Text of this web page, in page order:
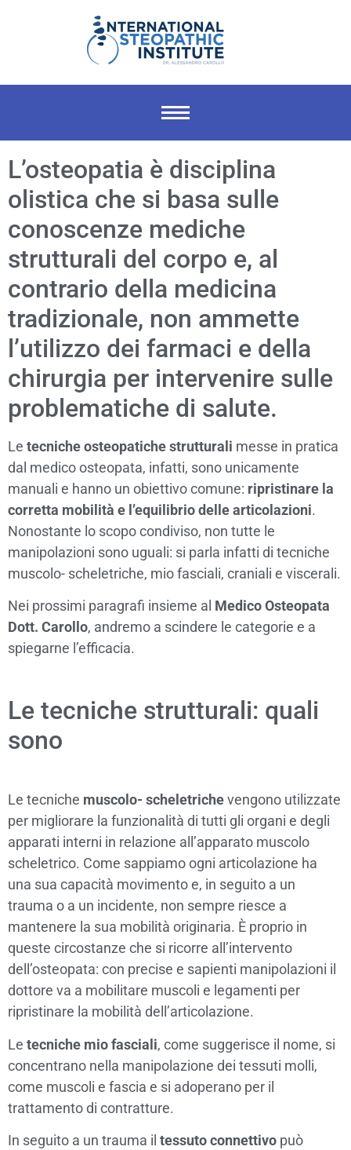
L’osteopatia è disciplina
olistica che si basa sulle
conoscenze mediche
strutturali del corpo e, al
contrario della medicina
tradizionale, non ammette
l’utilizzo dei farmaci e della
chirurgia per intervenire sulle
problematiche di salute.
Le tecniche osteopatiche strutturali messe in pratica
dal medico osteopata, infatti, sono unicamente
manuali e hanno un obiettivo comune: ripristinare la
corretta mobilità e l’equilibrio delle articolazioni.
Nonostante lo scopo condiviso, non tutte le
manipolazioni sono uguali: si parla infatti di tecniche
muscolo- scheletriche, mio fasciali, craniali e viscerali.
Nei prossimi paragrafi insieme al Medico Osteopata
Dott. Carollo, andremo a scindere le categorie e a
spiegarne l’efficacia.
Le tecniche strutturali: quali
sono
Le tecniche muscolo- scheletrichevengono utilizzate
per migliorare la funzionalità di tutti gli organi e degli
apparati interni in relazione all’apparato muscolo
scheletrico. Come sappiamo ogni articolazione ha
una sua capacità movimento e, in seguito a un
trauma o a un incidente, non sempre riesce a
mantenere la sua mobilità originaria. È proprio in
queste circostanze che si ricorre all’intervento
dell’osteopata: con precise e sapienti manipolazioni il
dottore va a mobilitare muscoli e legamenti per
ripristinare la mobilità dell’articolazione.
Le tecniche mio fasciali, come suggerisce il nome, si
concentrano nella manipolazione dei tessuti molli,
come muscoli e fascia e si adoperano per il
trattamento di contratture.
In seguito a un trauma il tessuto connettivo può